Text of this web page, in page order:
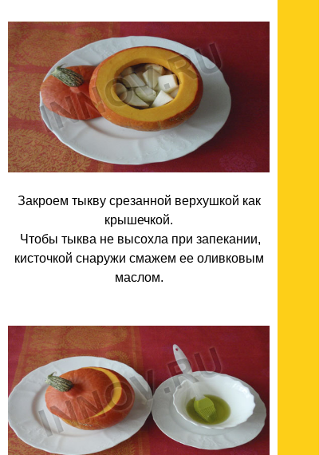
Закроем тыкву срезанной верхушкой как
крышечкой.
Чтобы тыква не высохла при запекании,
кисточкой снаружи смажем ее оливковым
маслом.